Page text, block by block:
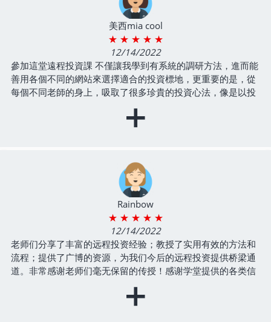
细的分享给⼤家，⽆论是成功的例⼦还是踩过的坑。这⾥我还
要特别感谢美⻄组组⻓Xiao和组员Qing，每次⼩组讨论都⾮常
佩服她们的leadership以及对于法拍的深⼊理解，和她们都学
习了很多。 收获：1.⾮常系统的学习找deal和法拍的各个环
节，有些概念之前听说过，但是之前并没有完全理解，也不懂
⽤在哪⾥。是听了⽼师的讲解才加深理解的。 2.学习到了各种
各样的退出机制，认识到了以终为始的重要性。 3.通过这⻔课
我认识了来⾃不同地⽅的有不同背景的⼩伙伴，现在⼀起上课
学习，将来可以⼀起奋⽃的战友。
美西mia cool
★ ★ ★ ★ ★
12/14/2022
參加這堂遠程投資課 不僅讓我學到有系統的調研方法，進而能
善用各個不同的網站來選擇適合的投資標地，更重要的是，從
每個不同老師的身上，吸取了很多珍貴的投資心法，像是以投
資者的角度 而非自住的眼光去理性的檢視每一個投資物業，另
外還有很多管理的小訣竅也是十分受用。尤其是yannes老師不
方案，期許我們大家在以後的投資路上都能避開這些巨坑走得
+
Rainbow
★ ★ ★ ★ ★
12/14/2022
老师们分享了丰富的远程投资经验；教授了实用有效的方法和
流程；提供了广博的资源，为我们今后的远程投资提供桥梁通
道。非常感谢老师们毫无保留的传授！感谢学堂提供的各类信
息和资源！ 同时通过这门课，结识了同学好友，在今后的实操
中互帮互助有伴同行。非常棒的感觉。感谢学堂相识！
+